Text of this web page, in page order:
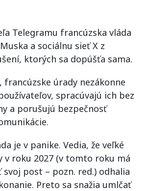
Telegramu francúzska vláda
a sociálnu sieť X z
ktorých sa dopúšťa sama.
francúzske úrady nezákonne
spracúvajú ich bez
a porušujú bezpečnosť
je v panike. Vedia, že veľké
v roku 2027 (v tomto roku má
post – pozn. red.) odhalia
Preto sa snažia umlčať